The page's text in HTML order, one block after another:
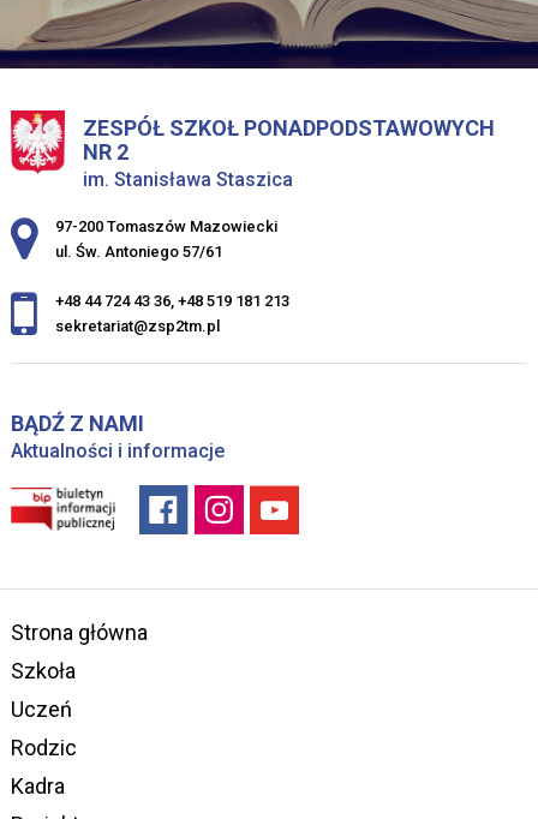
ZESPÓŁ SZKOŁ PONADPODSTAWOWYCH
NR 2
im. Stanisława Staszica
Adres pocztowy:
97-200 Tomaszów Mazowiecki
ul. Św. Antoniego 57/61
+48 44 724 43 36, +48 519 181 213
sekretariat@zsp2tm.pl
BĄDŹ Z NAMI
Aktualności i informacje
Strona główna
Szkoła
Uczeń
Rodzic
Kadra